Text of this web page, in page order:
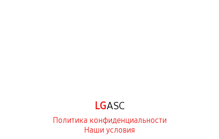
LGASC
Политика конфиденциальности
Наши условия